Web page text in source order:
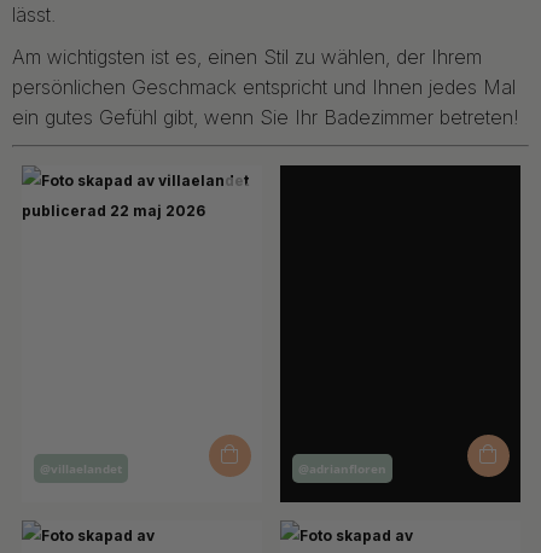
lässt.
Am wichtigsten ist es, einen Stil zu wählen, der Ihrem
persönlichen Geschmack entspricht und Ihnen jedes Mal
ein gutes Gefühl gibt, wenn Sie Ihr Badezimmer betreten!
Inlägg
av
@villaelandet
Inlägg
av
@adrianfloren